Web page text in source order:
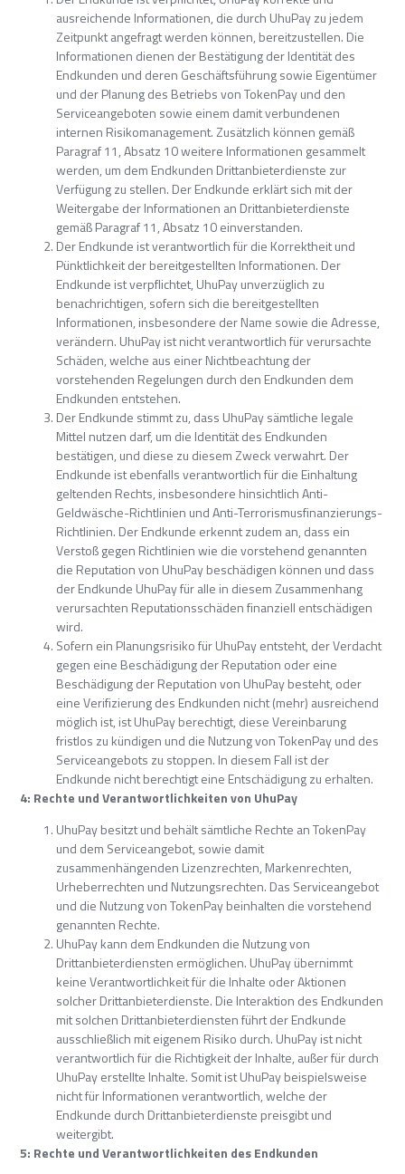
ausreichende Informationen, die durch UhuPay zu jedem
Zeitpunkt angefragt werden können, bereitzustellen. Die
Informationen dienen der Bestätigung der Identität des
Endkunden und deren Geschäftsführung sowie Eigentümer
und der Planung des Betriebs von TokenPay und den
Serviceangeboten sowie einem damit verbundenen
internen Risikomanagement. Zusätzlich können gemäß
Paragraf 11, Absatz 10 weitere Informationen gesammelt
werden, um dem Endkunden Drittanbieterdienste zur
Verfügung zu stellen. Der Endkunde erklärt sich mit der
Weitergabe der Informationen an Drittanbieterdienste
gemäß Paragraf 11, Absatz 10 einverstanden.
Der Endkunde ist verantwortlich für die Korrektheit und
Pünktlichkeit der bereitgestellten Informationen. Der
Endkunde ist verpflichtet, UhuPay unverzüglich zu
benachrichtigen, sofern sich die bereitgestellten
Informationen, insbesondere der Name sowie die Adresse,
verändern. UhuPay ist nicht verantwortlich für verursachte
Schäden, welche aus einer Nichtbeachtung der
vorstehenden Regelungen durch den Endkunden dem
Endkunden entstehen.
Der Endkunde stimmt zu, dass UhuPay sämtliche legale
Mittel nutzen darf, um die Identität des Endkunden
bestätigen, und diese zu diesem Zweck verwahrt. Der
Endkunde ist ebenfalls verantwortlich für die Einhaltung
geltenden Rechts, insbesondere hinsichtlich Anti-
Geldwäsche-Richtlinien und Anti-Terrorismusfinanzierungs-
Richtlinien. Der Endkunde erkennt zudem an, dass ein
Verstoß gegen Richtlinien wie die vorstehend genannten
die Reputation von UhuPay beschädigen können und dass
der Endkunde UhuPay für alle in diesem Zusammenhang
verursachten Reputationsschäden finanziell entschädigen
wird.
Sofern ein Planungsrisiko für UhuPay entsteht, der Verdacht
gegen eine Beschädigung der Reputation oder eine
Beschädigung der Reputation von UhuPay besteht, oder
eine Verifizierung des Endkunden nicht (mehr) ausreichend
möglich ist, ist UhuPay berechtigt, diese Vereinbarung
fristlos zu kündigen und die Nutzung von TokenPay und des
Serviceangebots zu stoppen. In diesem Fall ist der
Endkunde nicht berechtigt eine Entschädigung zu erhalten.
4: Rechte und Verantwortlichkeiten von UhuPay
UhuPay besitzt und behält sämtliche Rechte an TokenPay
und dem Serviceangebot, sowie damit
zusammenhängenden Lizenzrechten, Markenrechten,
Urheberrechten und Nutzungsrechten. Das Serviceangebot
und die Nutzung von TokenPay beinhalten die vorstehend
genannten Rechte.
UhuPay kann dem Endkunden die Nutzung von
Drittanbieterdiensten ermöglichen. UhuPay übernimmt
keine Verantwortlichkeit für die Inhalte oder Aktionen
solcher Drittanbieterdienste. Die Interaktion des Endkunden
mit solchen Drittanbieterdiensten führt der Endkunde
ausschließlich mit eigenem Risiko durch. UhuPay ist nicht
verantwortlich für die Richtigkeit der Inhalte, außer für durch
UhuPay erstellte Inhalte. Somit ist UhuPay beispielsweise
nicht für Informationen verantwortlich, welche der
Endkunde durch Drittanbieterdienste preisgibt und
weitergibt.
5: Rechte und Verantwortlichkeiten des Endkunden